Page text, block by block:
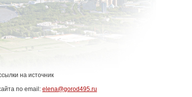
на источник
по email: elena@gorod495.ru